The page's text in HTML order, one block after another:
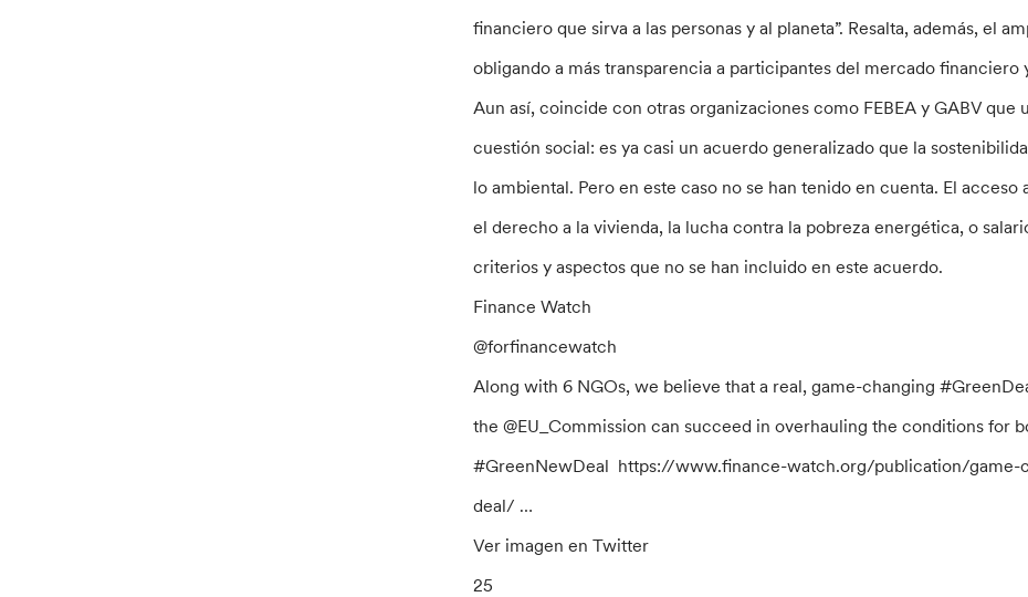
financiero que sirva a las personas y al planeta”. Resalta, además, el
obligando a más transparencia a participantes del mercado financiero
Aun así, coincide con otras organizaciones como FEBEA y GABV que
cuestión social: es ya casi un acuerdo generalizado que la
lo ambiental. Pero en este caso no se han tenido en cuenta. El
el derecho a la vivienda, la lucha contra la pobreza energética, o
criterios y aspectos que no se han incluido en este acuerdo.
Finance Watch
@forfinancewatch
Along with 6 NGOs, we believe that a real, game-changing
the @EU_Commission can succeed in overhauling the conditions for
#GreenNewDeal https://www.finance-watch.org/publication/game-
deal/ …
Ver imagen en Twitter
25